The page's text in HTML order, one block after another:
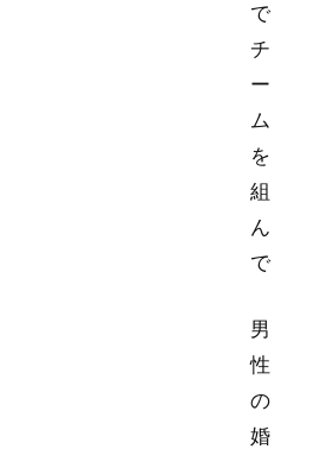
で
チ
ー
ム
を
組
ん
で
男
性
の
婚